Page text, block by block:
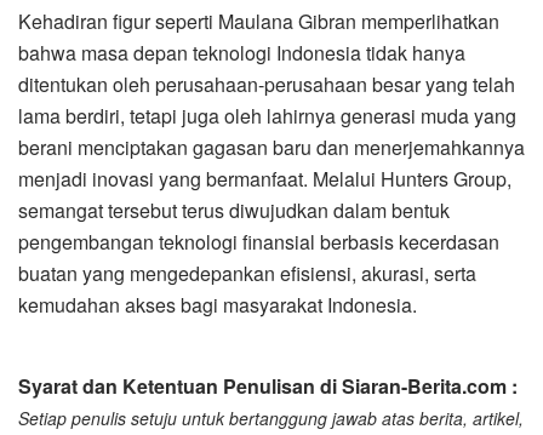
Kehadiran figur seperti Maulana Gibran memperlihatkan
bahwa masa depan teknologi Indonesia tidak hanya
ditentukan oleh perusahaan-perusahaan besar yang telah
lama berdiri, tetapi juga oleh lahirnya generasi muda yang
berani menciptakan gagasan baru dan menerjemahkannya
menjadi inovasi yang bermanfaat. Melalui Hunters Group,
semangat tersebut terus diwujudkan dalam bentuk
pengembangan teknologi finansial berbasis kecerdasan
buatan yang mengedepankan efisiensi, akurasi, serta
kemudahan akses bagi masyarakat Indonesia.
Syarat dan Ketentuan Penulisan di Siaran-Berita.com :
Setiap penulis setuju untuk bertanggung jawab atas berita, artikel,